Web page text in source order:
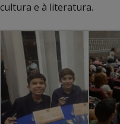
cultura e à literatura.